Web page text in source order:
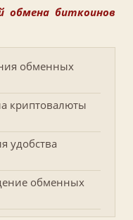
обмена биткоинов
обменных
криптовалюты
удобства
обменных